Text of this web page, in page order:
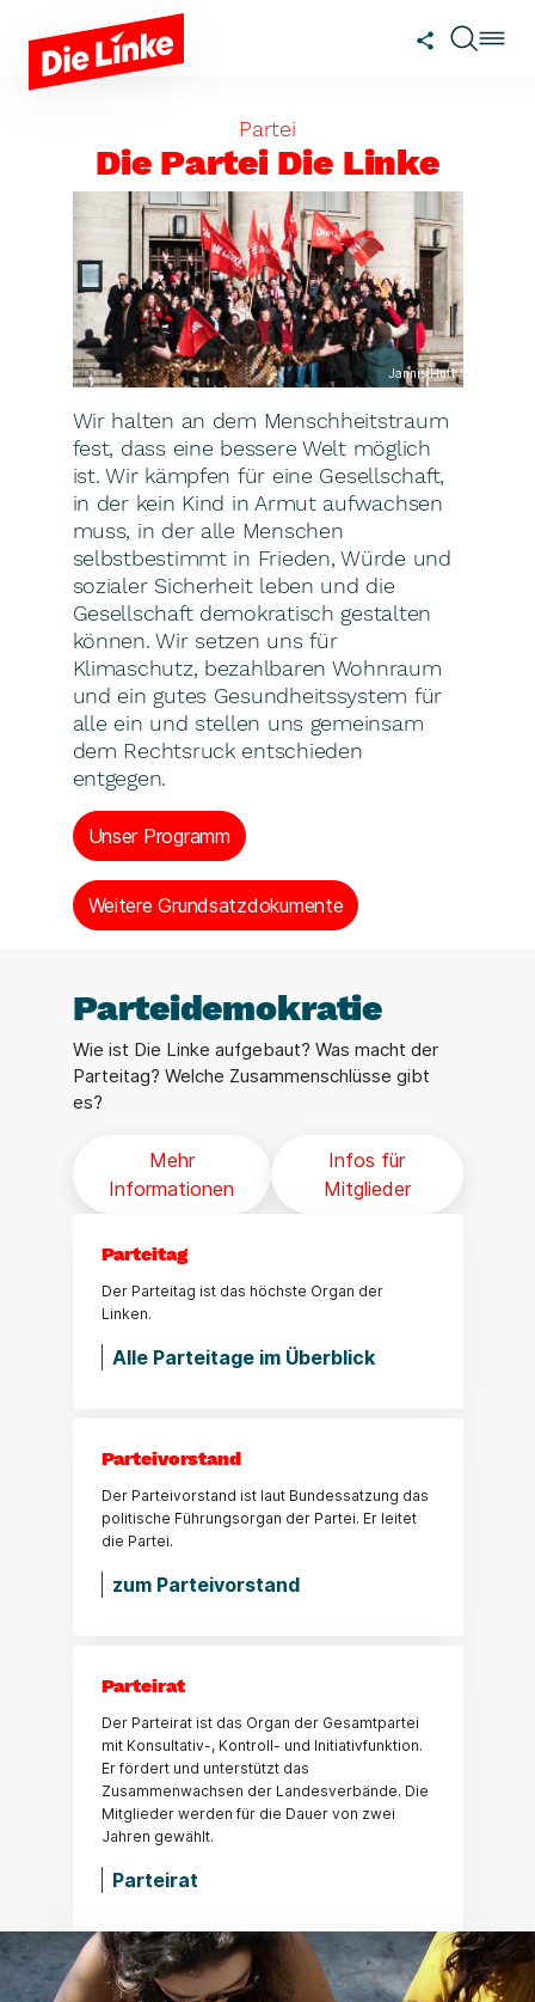
Zum Hauptinhalt springen
Partei
Die Partei Die Linke
Jannis Hutt
Wir halten an dem Menschheitstraum
fest, dass eine bessere Welt möglich
ist. Wir kämpfen für eine Gesellschaft,
in der kein Kind in Armut aufwachsen
muss, in der alle Menschen
selbstbestimmt in Frieden, Würde und
sozialer Sicherheit leben und die
Gesellschaft demokratisch gestalten
können. Wir setzen uns für
Klimaschutz, bezahlbaren Wohnraum
und ein gutes Gesundheitssystem für
alle ein und stellen uns gemeinsam
dem Rechtsruck entschieden
entgegen.
Unser Programm
Weitere Grundsatzdokumente
Parteidemokratie
Wie ist Die Linke aufgebaut? Was macht der
Parteitag? Welche Zusammenschlüsse gibt
es?
Mehr
Informationen
Infos für
Mitglieder
Parteitag
Der Parteitag ist das höchste Organ der
Linken.
Alle Parteitage im Überblick
Parteivorstand
Der Parteivorstand ist laut Bundessatzung das
politische Führungsorgan der Partei. Er leitet
die Partei.
zum Parteivorstand
Parteirat
Der Parteirat ist das Organ der Gesamtpartei
mit Konsultativ-, Kontroll- und Initiativfunktion.
Er fördert und unterstützt das
Zusammenwachsen der Landesverbände. Die
Mitglieder werden für die Dauer von zwei
Jahren gewählt.
Parteirat